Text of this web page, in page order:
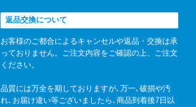
返品交換について
お客様のご都合によるキャンセルや返品・交換は承
っておりません。ご注文内容をご確認の上、ご注文
ください。
品質には万全を期しておりますが､万一､破損や汚
れ､お届け違い等ございましたら､商品到着後7日以